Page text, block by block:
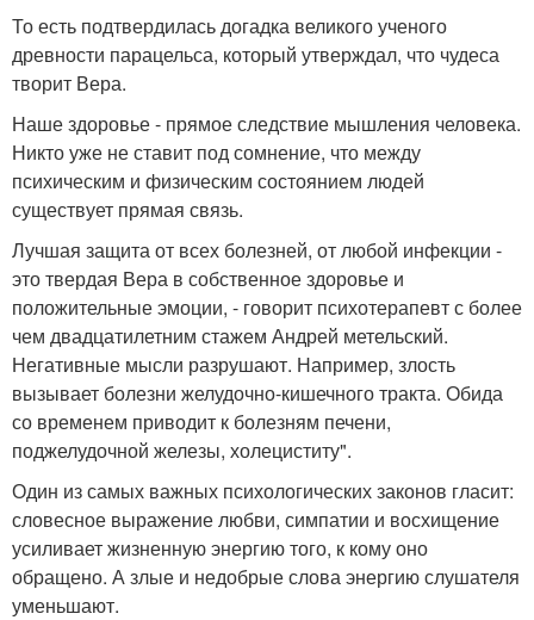
То есть подтвердилась догадка великого ученого
древности парацельса, который утверждал, что чудеса
творит Вера.
Наше здоровье - прямое следствие мышления человека.
Никто уже не ставит под сомнение, что между
психическим и физическим состоянием людей
существует прямая связь.
Лучшая защита от всех болезней, от любой инфекции -
это твердая Вера в собственное здоровье и
положительные эмоции, - говорит психотерапевт с более
чем двадцатилетним стажем Андрей метельский.
Негативные мысли разрушают. Например, злость
вызывает болезни желудочно-кишечного тракта. Обида
со временем приводит к болезням печени,
поджелудочной железы, холециститу".
Один из самых важных психологических законов гласит:
словесное выражение любви, симпатии и восхищение
усиливает жизненную энергию того, к кому оно
обращено. А злые и недобрые слова энергию слушателя
уменьшают.